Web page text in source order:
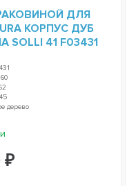
ДЛЯ
КОРПУС ДУБ
41 F03431
дерево
₽